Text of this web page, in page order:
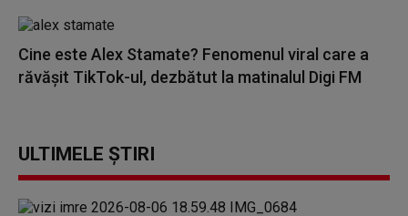
Cine este Alex Stamate? Fenomenul viral care a
răvășit TikTok-ul, dezbătut la matinalul Digi FM
ULTIMELE ȘTIRI